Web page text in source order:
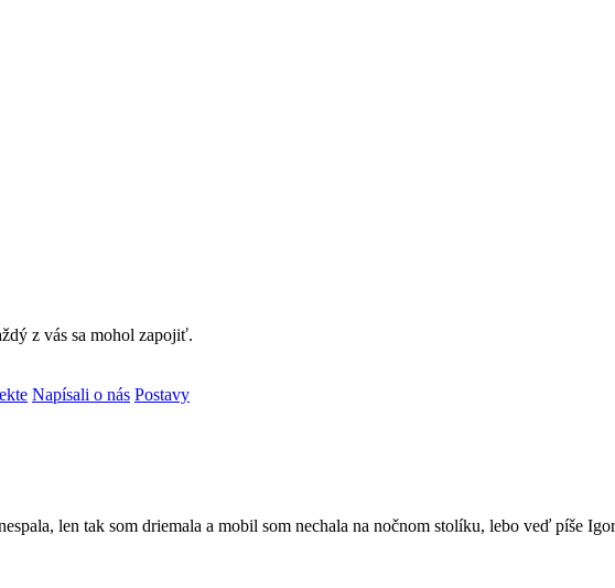
z vás sa mohol zapojiť.
Napísali o nás Postavy
len tak som driemala a mobil som nechala na nočnom stolíku, lebo veď píše